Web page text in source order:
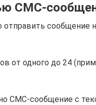
СМС-
сообщение
от одного до 24
СМС-сообщение с